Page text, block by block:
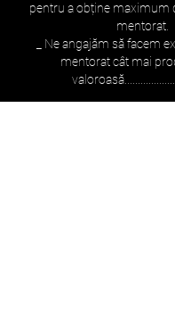
pentru a obține maximum
mentorat.
_ Ne angajăm să facem
mentorat cât mai